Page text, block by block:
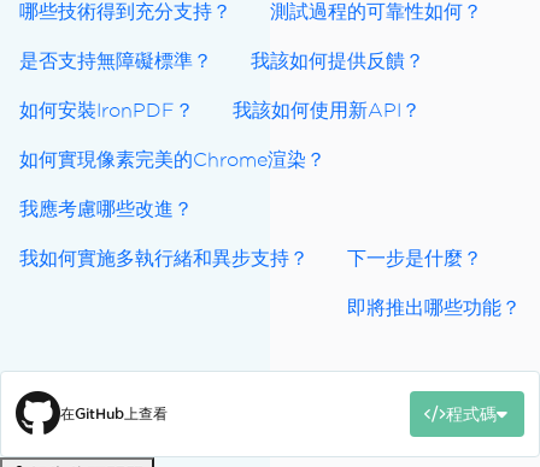
哪些技術得到充分支持？ 測試過程的可靠性如何？
是否支持無障礙標準？ 我該如何提供反饋？
如何安裝IronPDF？ 我該如何使用新API？
如何實現像素完美的Chrome渲染？
我應考慮哪些改進？
我如何實施多執行緒和異步支持？ 下一步是什麼？
即將推出哪些功能？
在GitHub上查看 程式碼